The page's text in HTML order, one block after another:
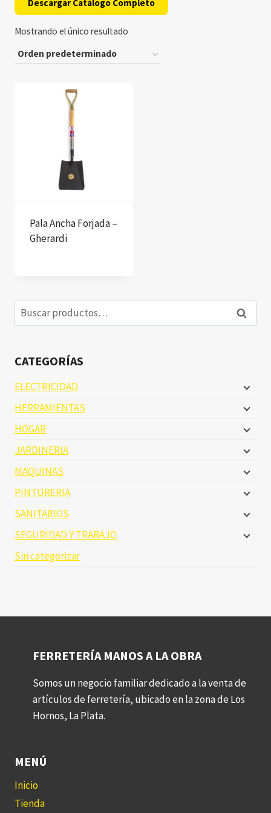
Descargar Catálogo Completo
Mostrando el único resultado
Pala Ancha Forjada –
Gherardi
Buscar
por:
Buscar
CATEGORÍAS
ELECTRICIDAD
HERRAMIENTAS
HOGAR
JARDINERIA
MAQUINAS
PINTURERIA
SANITARIOS
SEGURIDAD Y TRABAJO
Sin categorizar
FERRETERÍA MANOS A LA OBRA
Somos un negocio familiar dedicado a la venta de
artículos de ferretería, ubicado en la zona de Los
Hornos, La Plata.
MENÚ
Inicio
Tienda